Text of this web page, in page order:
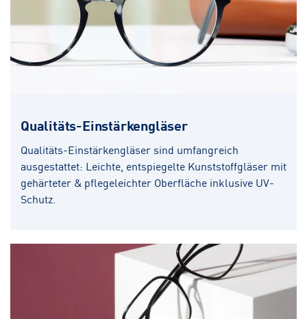
Qualitäts-Einstärkengläser
Qualitäts-Einstärkengläser sind umfangreich
ausgestattet: Leichte, entspiegelte Kunststoffgläser mit
gehärteter & pflegeleichter Oberfläche inklusive UV-
Schutz.